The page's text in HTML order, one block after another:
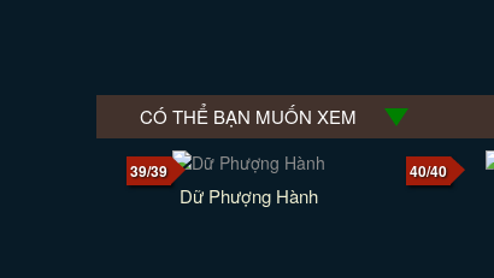
CÓ THỂ BẠN MUỐN XEM
39/39
Dữ Phượng Hành
40/40